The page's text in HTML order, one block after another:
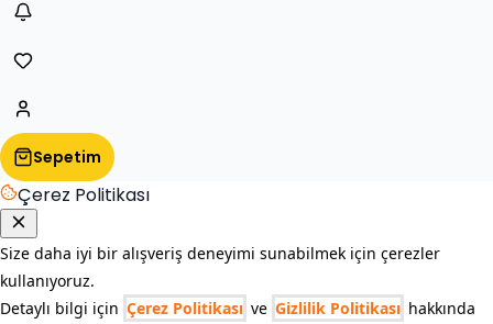
Sepetim
Çerez Politikası
Size daha iyi bir alışveriş deneyimi sunabilmek için çerezler
kullanıyoruz.
Detaylı bilgi için Çerez Politikası ve Gizlilik Politikası hakkında